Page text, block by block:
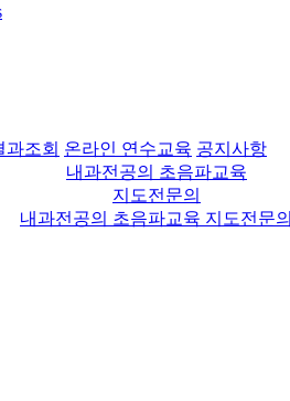
과조회 온라인 연수교육 공지사항
내과전공의 초음파교육
지도전문의
내과전공의 초음파교육 지도전문의